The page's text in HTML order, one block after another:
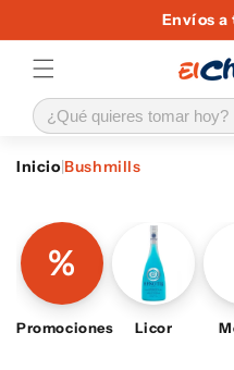
al contenido
Envíos a
Inicio|Bushmills
u
s
h
%
Promociones Licor